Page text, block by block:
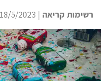
רשימות קריאה | 18/5/2023 |